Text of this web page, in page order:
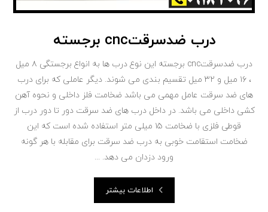
درب ضدسرقتcnc برجسته
درب ضدسرقتcnc برجسته این نوع درب ها به انواع برجستگی ۸ میل
، ۱۶ میل و ۳۲ میل تقسیم بندی می شوند. دیگر عاملی که برای درب
های ضد سرقت عامل مهمی می باشد ضخامت فلز داخلی و نحوه آهن
کشی داخلی می باشد. در داخل درب های ضد سرقت دور تا دور درب از
قوطی فلزی با ضخامت ۱۵ میلی متر استفاده شده است که این
ضخامت استقامت خوبی به درب ضد سرقت برای مقابله با هر گونه
ورود دزدان می دهد. ...
اطلاعات بیشتر